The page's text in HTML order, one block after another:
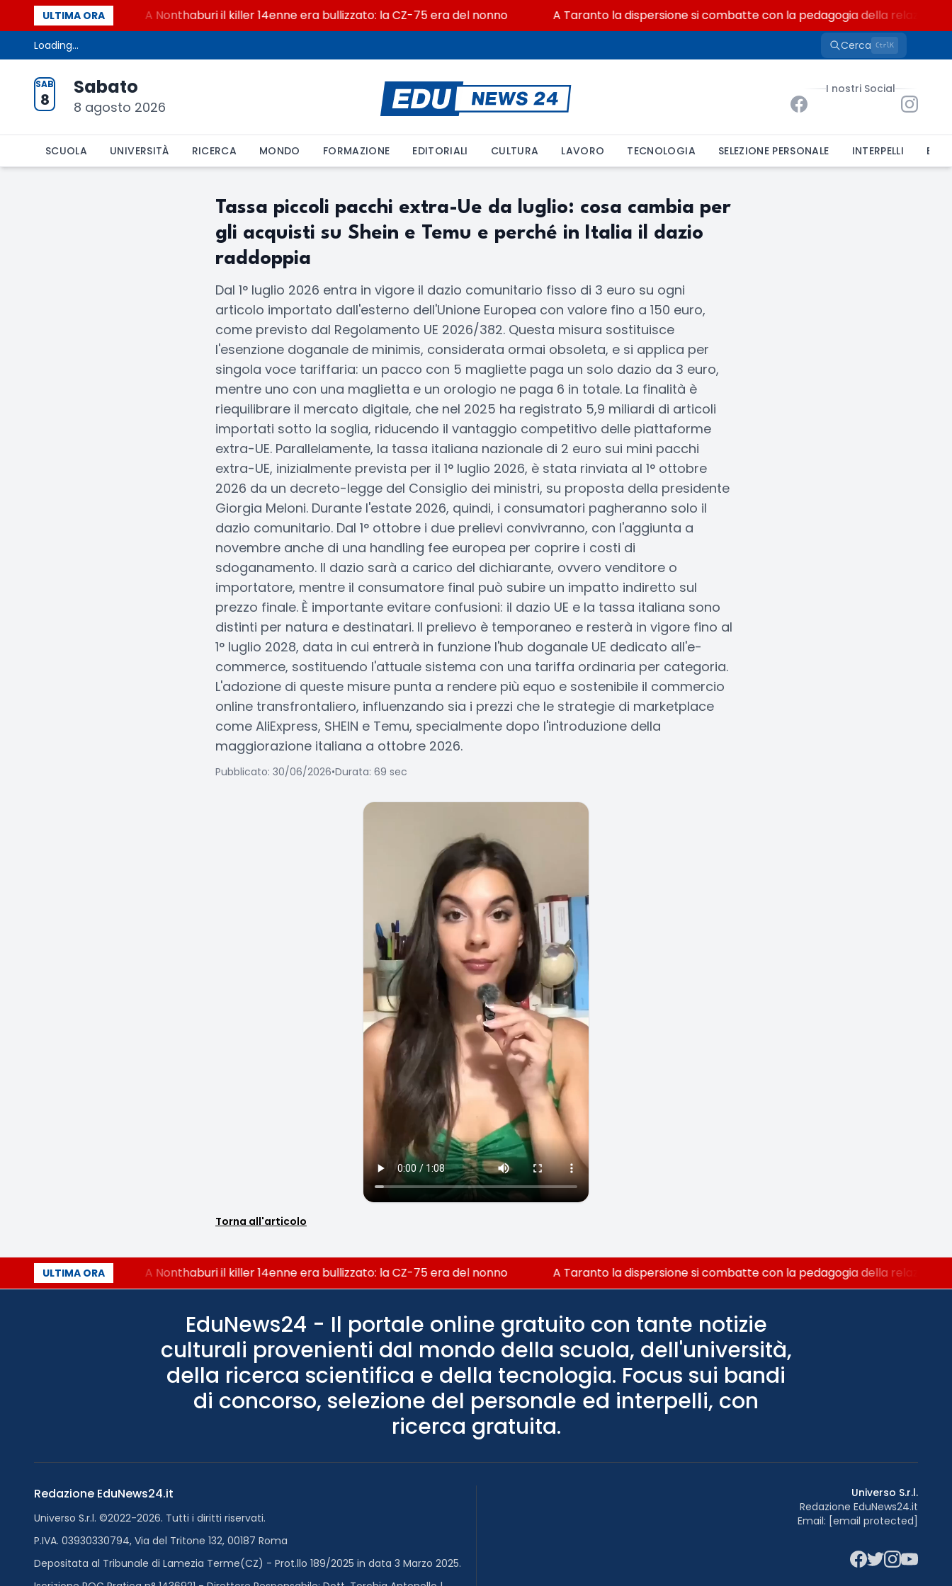
ULTIMA ORA
i chatbot AI A Nonthaburi il killer 14enne era bullizzato: la CZ-75 era del nonno A Taranto la dispersione si combatte con la pedagogia della relazione
Loading... Cerca CtrlK
SAB
8
Sabato
8 agosto 2026
I nostri Social
SCUOLA UNIVERSITÀ RICERCA MONDO FORMAZIONE EDITORIALI CULTURA LAVORO TECNOLOGIA SELEZIONE PERSONALE INTERPELLI
Tassa piccoli pacchi extra-Ue da luglio: cosa cambia per
gli acquisti su Shein e Temu e perché in Italia il dazio
raddoppia
Dal 1° luglio 2026 entra in vigore il dazio comunitario fisso di 3 euro su ogni
articolo importato dall'esterno dell'Unione Europea con valore fino a 150 euro,
come previsto dal Regolamento UE 2026/382. Questa misura sostituisce
l'esenzione doganale de minimis, considerata ormai obsoleta, e si applica per
singola voce tariffaria: un pacco con 5 magliette paga un solo dazio da 3 euro,
mentre uno con una maglietta e un orologio ne paga 6 in totale. La finalità è
riequilibrare il mercato digitale, che nel 2025 ha registrato 5,9 miliardi di articoli
importati sotto la soglia, riducendo il vantaggio competitivo delle piattaforme
extra-UE. Parallelamente, la tassa italiana nazionale di 2 euro sui mini pacchi
extra-UE, inizialmente prevista per il 1° luglio 2026, è stata rinviata al 1° ottobre
2026 da un decreto-legge del Consiglio dei ministri, su proposta della presidente
Giorgia Meloni. Durante l'estate 2026, quindi, i consumatori pagheranno solo il
dazio comunitario. Dal 1° ottobre i due prelievi convivranno, con l'aggiunta a
novembre anche di una handling fee europea per coprire i costi di
sdoganamento. Il dazio sarà a carico del dichiarante, ovvero venditore o
importatore, mentre il consumatore final può subire un impatto indiretto sul
prezzo finale. È importante evitare confusioni: il dazio UE e la tassa italiana sono
distinti per natura e destinatari. Il prelievo è temporaneo e resterà in vigore fino al
1° luglio 2028, data in cui entrerà in funzione l'hub doganale UE dedicato all'e-
commerce, sostituendo l'attuale sistema con una tariffa ordinaria per categoria.
L'adozione di queste misure punta a rendere più equo e sostenibile il commercio
online transfrontaliero, influenzando sia i prezzi che le strategie di marketplace
come AliExpress, SHEIN e Temu, specialmente dopo l'introduzione della
maggiorazione italiana a ottobre 2026.
Pubblicato: 30/06/2026•Durata: 69 sec
Torna all'articolo
ULTIMA ORA
i chatbot AI A Nonthaburi il killer 14enne era bullizzato: la CZ-75 era del nonno A Taranto la dispersione si combatte con la pedagogia della relazione
EduNews24 - Il portale online gratuito con tante notizie
culturali provenienti dal mondo della scuola, dell'università,
della ricerca scientifica e della tecnologia. Focus sui bandi
di concorso, selezione del personale ed interpelli, con
ricerca gratuita.
Redazione EduNews24.it
Universo S.r.l. ©2022-2026. Tutti i diritti riservati.
P.IVA. 03930330794, Via del Tritone 132, 00187 Roma
Depositata al Tribunale di Lamezia Terme(CZ) - Prot.llo 189/2025 in data 3 Marzo 2025.
Universo S.r.l.
Redazione EduNews24.it
Email: [email protected]
Facebook
TwitterInstagram